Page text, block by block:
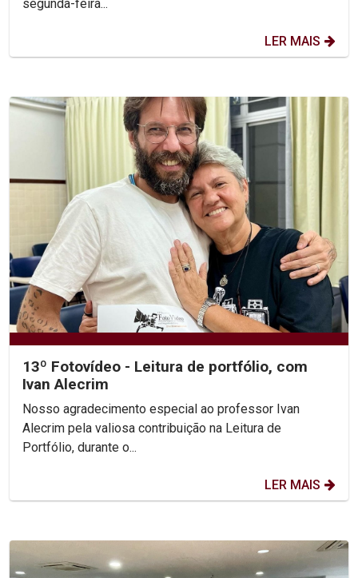
segunda-feira...
LER MAIS
13º Fotovídeo - Leitura de portfólio, com
Ivan Alecrim
Nosso agradecimento especial ao professor Ivan
Alecrim pela valiosa contribuição na Leitura de
Portfólio, durante o...
LER MAIS